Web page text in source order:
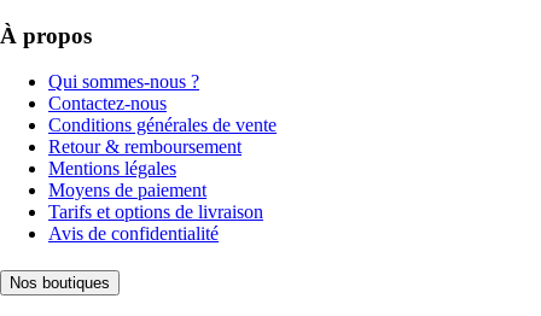
À propos
Qui sommes-nous ?
Contactez-nous
Conditions générales de vente
Retour & remboursement
Mentions légales
Moyens de paiement
Tarifs et options de livraison
Avis de confidentialité
Nos boutiques